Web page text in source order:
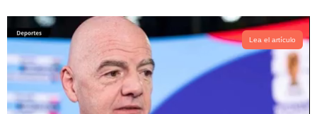
Lea el artículo